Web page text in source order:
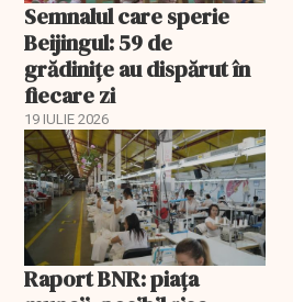
Semnalul care sperie
Beijingul: 59 de
grădinițe au dispărut în
fiecare zi
19 IULIE 2026
Raport BNR: piața